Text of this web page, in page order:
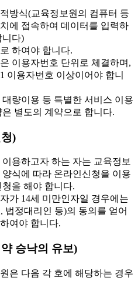
방식(교육정보원의 컴퓨터 등
에 접속하여 데이터를 입력하
니다)
하여야 합니다.
이용자번호 단위로 체결하며,
이용자번호 이상이어야 합니
량이용 등 특별한 서비스 이용
별도의 계약으로 합니다.
)
용하고자 하는 자는 교육정보
양식에 따라 온라인신청을 이용
을 해야 합니다.
가 14세 미만인자일 경우에는
법정대리인 등)의 동의를 얻어
여야 합니다.
승낙의 유보)
은 다음 각 호에 해당하는 경우